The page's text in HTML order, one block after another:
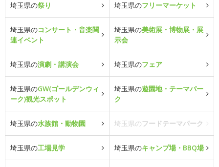
埼玉県の祭り 埼玉県のフリーマーケット
埼玉県のコンサート・音楽関
連イベント
埼玉県の美術展・博物展・展
示会
埼玉県の演劇・講演会 埼玉県のフェア
埼玉県のGW(ゴールデンウィ
ーク)観光スポット
埼玉県の遊園地・テーマパー
ク
埼玉県の水族館・動物園 埼玉県のフードテーマパーク
埼玉県の工場見学 埼玉県のキャンプ場・BBQ場